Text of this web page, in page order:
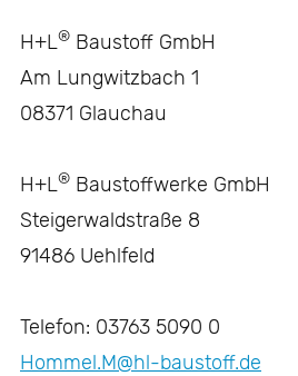
H+L® Baustoff GmbH
Am Lungwitzbach 1
08371 Glauchau
H+L® Baustoffwerke GmbH
Steigerwaldstraße 8
91486 Uehlfeld
Telefon: 03763 5090 0
Hommel.M@hl-baustoff.de